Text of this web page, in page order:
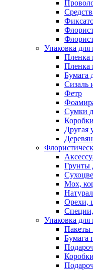
Упаковка для
Пленка
Пленка
Бумага
Сизаль
Фетр
Сумки
Другая
Грунты
Мох,
Орехи,
Упаковка для
Пакеты
Бумага